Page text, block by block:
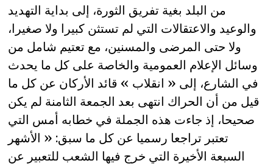
من البلد بغية تفريق الثورة، إلى بداية التهديد
والوعيد والاعتقالات التي لم تستثن كبيرا ولا صغيرا،
ولا حتى المرضى والمسنين، مع تعتيم شامل من
وسائل الإعلام العمومية والخاصة على كل ما يحدث
في الشارع، إلى « انقلاب » قائد الأركان عن كل ما
قيل من أن الحراك انتهى بعد الجمعة الثامنة لم يكن
صحيحا، إذ جاءت هذه الجملة في خطابه أمس التي
تعتبر تراجعا رسميا عن كل ما سبق: « الأشهر
السبعة الأخيرة التي خرج فيها الشعب للتعبير عن